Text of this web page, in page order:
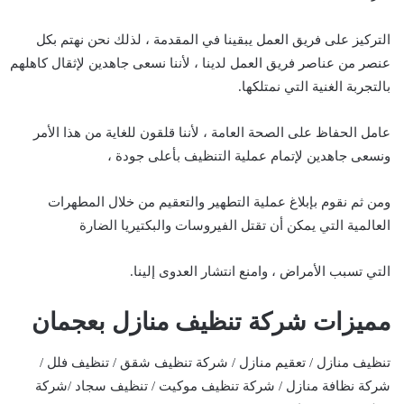
التركيز على فريق العمل يبقينا في المقدمة ، لذلك نحن نهتم بكل
عنصر من عناصر فريق العمل لدينا ، لأننا نسعى جاهدين لإثقال كاهلهم
بالتجربة الغنية التي نمتلكها.
عامل الحفاظ على الصحة العامة ، لأننا قلقون للغاية من هذا الأمر
ونسعى جاهدين لإتمام عملية التنظيف بأعلى جودة ،
ومن ثم نقوم بإبلاغ عملية التطهير والتعقيم من خلال المطهرات
العالمية التي يمكن أن تقتل الفيروسات والبكتيريا الضارة
التي تسبب الأمراض ، وامنع انتشار العدوى إلينا.
مميزات شركة تنظيف منازل بعجمان
تنظيف منازل / تعقيم منازل / شركة تنظيف شقق / تنظيف فلل /
شركة نظافة منازل / شركة تنظيف موكيت / تنظيف سجاد /شركة